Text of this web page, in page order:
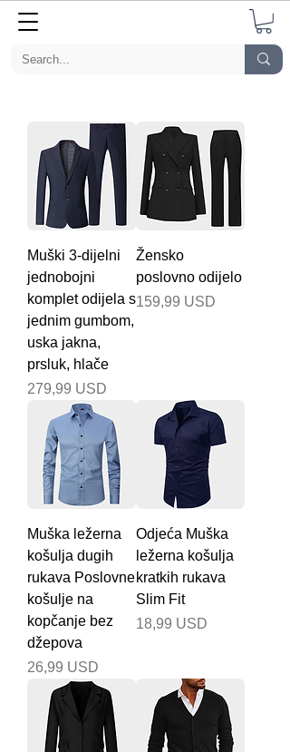
Muški 3-dijelni
jednobojni
komplet odijela s
jednim gumbom,
uska jakna,
prsluk, hlače
Cijena
279,99 USD
Žensko
poslovno odijelo
Cijena
159,99 USD
Muška ležerna
košulja dugih
rukava Poslovne
košulje na
kopčanje bez
džepova
Cijena
26,99 USD
Odjeća Muška
ležerna košulja
kratkih rukava
Slim Fit
Cijena
18,99 USD